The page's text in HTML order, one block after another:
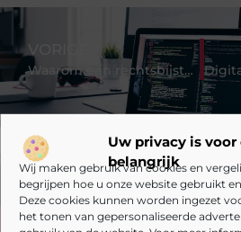
Uw privacy is voor
belangrijk
Wij maken gebruik van cookies en
begrijpen hoe u onze website gebruikt
Deze cookies kunnen worden ingezet
het tonen van gepersonaliseerde
Waarom een rechtsbijstandverzekering vergelijken je veel geld kan besparen